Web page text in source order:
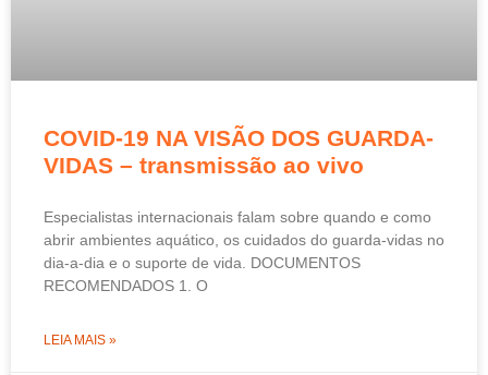
COVID-19 NA VISÃO DOS GUARDA-
VIDAS – transmissão ao vivo
Especialistas internacionais falam sobre quando e como
abrir ambientes aquático, os cuidados do guarda-vidas no
dia-a-dia e o suporte de vida. DOCUMENTOS
RECOMENDADOS 1. O
LEIA MAIS »